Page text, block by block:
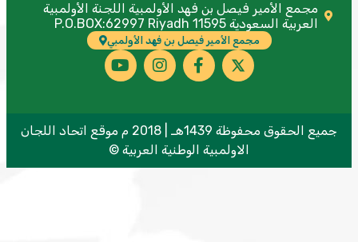
مجمع الأمير فيصل بن فهد الأولمبية اللجنة الأولمبية
العربية السعودية P.O.BOX:62997 Riyadh 11595
مجمع الأمير فيصل بن فهد الأولمبي
جميع الحقوق محفوظة 1439هـ | 2018 م موقع اتحاد اللجان
الاولمبية الوطنية العربية ©